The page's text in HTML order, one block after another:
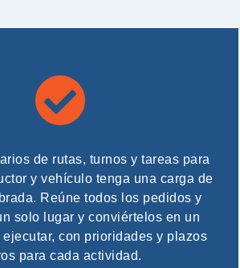
de rutas, turnos y tareas para
y vehículo tenga una carga de
Reúne todos los pedidos y
solo lugar y conviértelos en un
con prioridades y plazos
para cada actividad.